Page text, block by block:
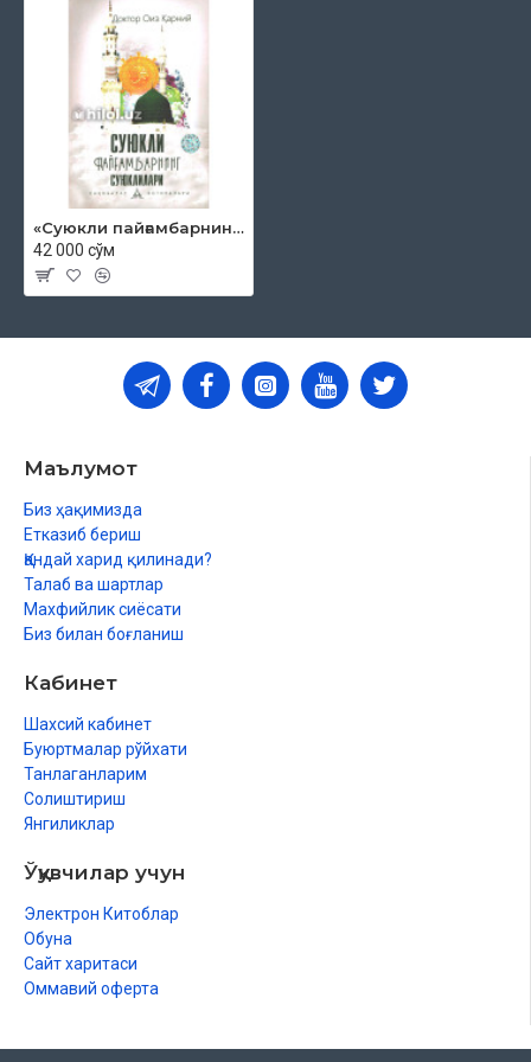
АНҲУ ҲАЁТЛАРИДАН ХОТИРАЛАР
АНАС ИБН МОЛИК РОЗИЯЛЛОҲУ АНҲУ ҲАЁТЛАРИДАН
ХОТИРАЛАР
ҲАЛИМАИ САЪДИЙЯ РОЗИЯЛЛОҲУ АНҲО ҲАЁТЛАРИДАН
ХОТИРАЛАР
СОФИЙЯ БИНТИ АБДУЛМУТТАЛИБ РОЗИЯЛЛОҲУ АНҲО
ҲАЁТЛАРИДАН ХОТИРАЛАР. АСМО БИНТИ АБУ БАКР
РОЗИЯЛЛОҲУ АНҲО ҲАЁТЛАРИДАН ХОТИРАЛАР
«Суюкли пайғамбарнинг суюклилари»
42 000 сўм
Маълумот
Биз ҳақимизда
Етказиб бериш
Қандай харид қилинади?
Талаб ва шартлар
Махфийлик сиёсати
Биз билан боғланиш
Кабинет
Шахсий кабинет
Буюртмалар рўйхати
Танлаганларим
Солиштириш
Янгиликлар
Ўқувчилар учун
Электрон Китоблар
Обуна
Сайт харитаси
Оммавий оферта